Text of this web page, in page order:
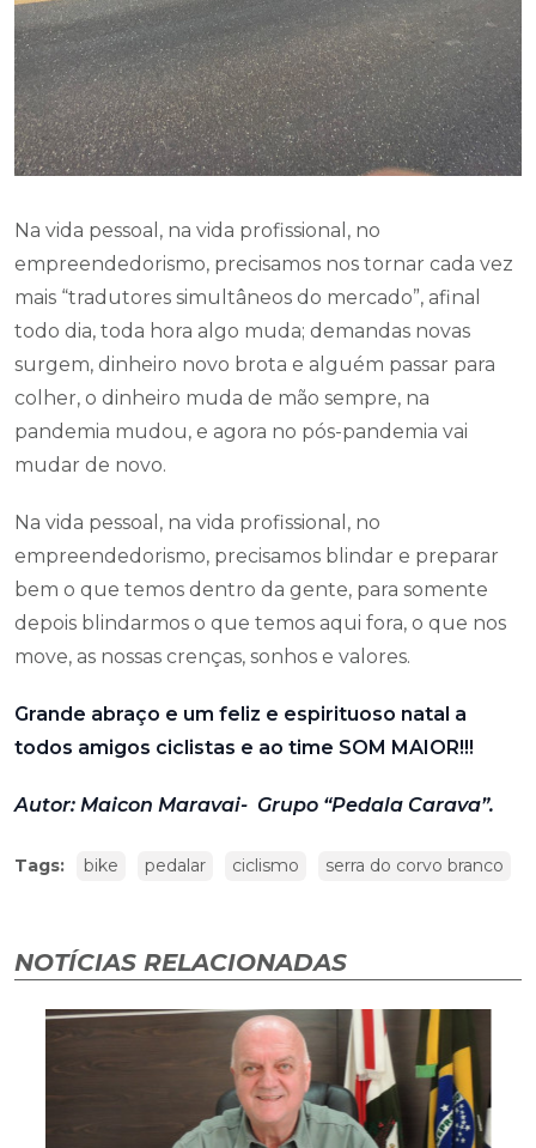
Na vida pessoal, na vida profissional, no
empreendedorismo, precisamos nos tornar cada vez
mais “tradutores simultâneos do mercado”, afinal
todo dia, toda hora algo muda; demandas novas
surgem, dinheiro novo brota e alguém passar para
colher, o dinheiro muda de mão sempre, na
pandemia mudou, e agora no pós-pandemia vai
mudar de novo.
Na vida pessoal, na vida profissional, no
empreendedorismo, precisamos blindar e preparar
bem o que temos dentro da gente, para somente
depois blindarmos o que temos aqui fora, o que nos
move, as nossas crenças, sonhos e valores.
Grande abraço e um feliz e espirituoso natal a
todos amigos ciclistas e ao time SOM MAIOR!!!
Autor: Maicon Maravai- Grupo “Pedala Carava”.
Tags: bike pedalar ciclismo serra do corvo branco
NOTÍCIAS RELACIONADAS